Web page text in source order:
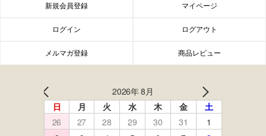
新規会員登録 マイページ
ログイン ログアウト
メルマガ登録 商品レビュー